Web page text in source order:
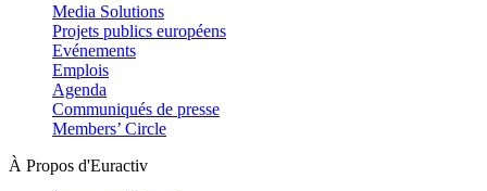
Media Solutions
Projets publics européens
Evénements
Emplois
Agenda
Communiqués de presse
Members’ Circle
À Propos d'Euractiv